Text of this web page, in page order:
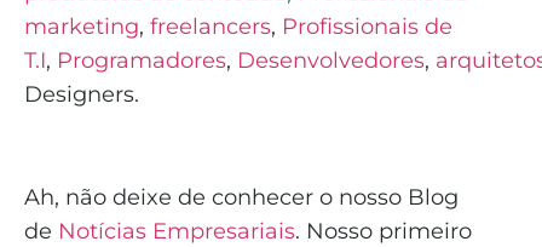
marketing, freelancers, Profissionais de
T.I, Programadores, Desenvolvedores,
Designers.
Ah, não deixe de conhecer o nosso Blog
de Notícias Empresariais. Nosso primeiro